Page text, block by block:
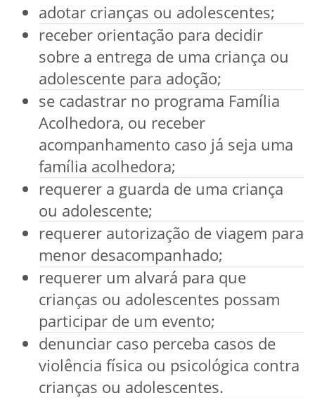
adotar crianças ou adolescentes;
receber orientação para decidir
sobre a entrega de uma criança ou
adolescente para adoção;
se cadastrar no programa Família
Acolhedora, ou receber
acompanhamento caso já seja uma
família acolhedora;
requerer a guarda de uma criança
ou adolescente;
requerer autorização de viagem para
menor desacompanhado;
requerer um alvará para que
crianças ou adolescentes possam
participar de um evento;
denunciar caso perceba casos de
violência física ou psicológica contra
crianças ou adolescentes.